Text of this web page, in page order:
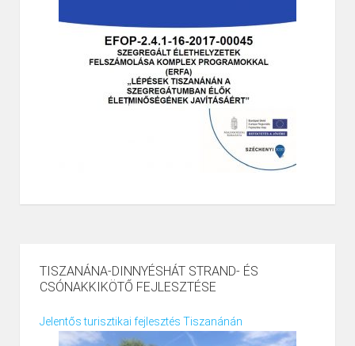
TISZANÁNA-DINNYÉSHÁT STRAND- ÉS
CSÓNAKKIKÖTŐ FEJLESZTÉSE
Jelentős turisztikai fejlesztés Tiszanánán